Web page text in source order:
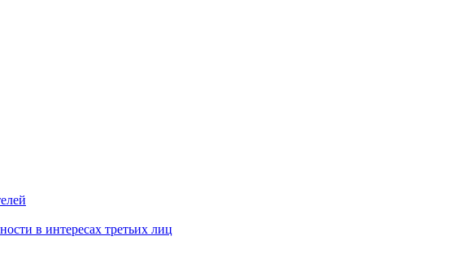
в интересах третьих лиц